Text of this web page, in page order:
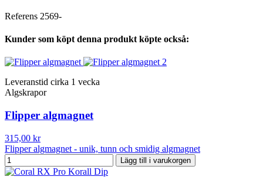
Referens 2569-
Kunder som köpt denna produkt köpte också:
Leveranstid cirka 1 vecka
Algskrapor
Flipper algmagnet
315,00 kr
Flipper algmagnet - unik, tunn och smidig algmagnet
Lägg till i varukorgen